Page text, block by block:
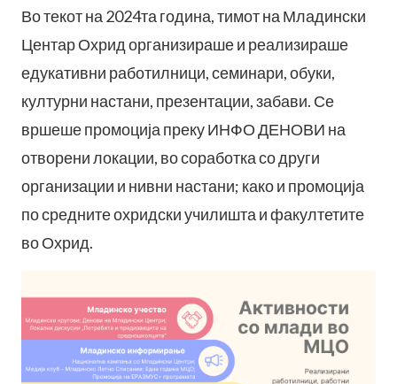
Во текот на 2024та година, тимот на Младински
Центар Охрид организираше и реализираше
едукативни работилници, семинари, обуки,
културни настани, презентации, забави. Се
вршеше промоција преку ИНФО ДЕНОВИ на
отворени локации, во соработка со други
организации и нивни настани; како и промоција
по средните охридски училишта и факултетите
во Охрид.